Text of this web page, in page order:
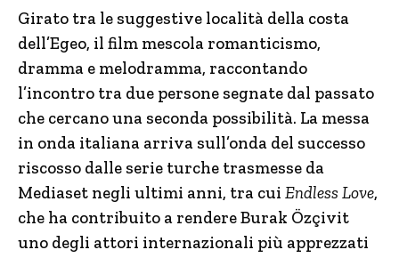
Girato tra le suggestive località della costa
dell’Egeo, il film mescola romanticismo,
dramma e melodramma, raccontando
l’incontro tra due persone segnate dal passato
che cercano una seconda possibilità. La messa
in onda italiana arriva sull’onda del successo
riscosso dalle serie turche trasmesse da
Mediaset negli ultimi anni, tra cui Endless Love,
che ha contribuito a rendere Burak Özçivit
uno degli attori internazionali più apprezzati